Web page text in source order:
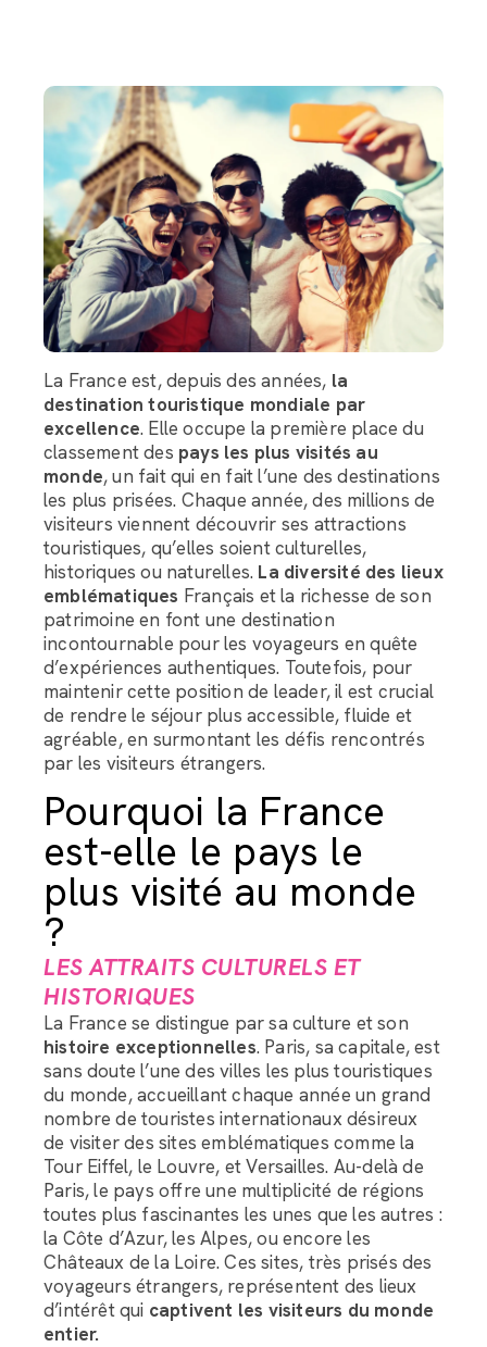
La France est, depuis des années, la
destination touristique mondiale par
excellence. Elle occupe la première place du
classement des pays les plus visités au
monde, un fait qui en fait l’une des destinations
les plus prisées. Chaque année, des millions de
visiteurs viennent découvrir ses attractions
touristiques, qu’elles soient culturelles,
historiques ou naturelles. La diversité des lieux
emblématiques Français et la richesse de son
patrimoine en font une destination
incontournable pour les voyageurs en quête
d’expériences authentiques. Toutefois, pour
maintenir cette position de leader, il est crucial
de rendre le séjour plus accessible, fluide et
agréable, en surmontant les défis rencontrés
par les visiteurs étrangers.
Pourquoi la France
est-elle le pays le
plus visité au monde
?
LES ATTRAITS CULTURELS ET
HISTORIQUES
La France se distingue par sa culture et son
histoire exceptionnelles. Paris, sa capitale, est
sans doute l’une des villes les plus touristiques
du monde, accueillant chaque année un grand
nombre de touristes internationaux désireux
de visiter des sites emblématiques comme la
Tour Eiffel, le Louvre, et Versailles. Au-delà de
Paris, le pays offre une multiplicité de régions
toutes plus fascinantes les unes que les autres :
la Côte d’Azur, les Alpes, ou encore les
Châteaux de la Loire. Ces sites, très prisés des
voyageurs étrangers, représentent des lieux
d’intérêt qui captivent les visiteurs du monde
entier.